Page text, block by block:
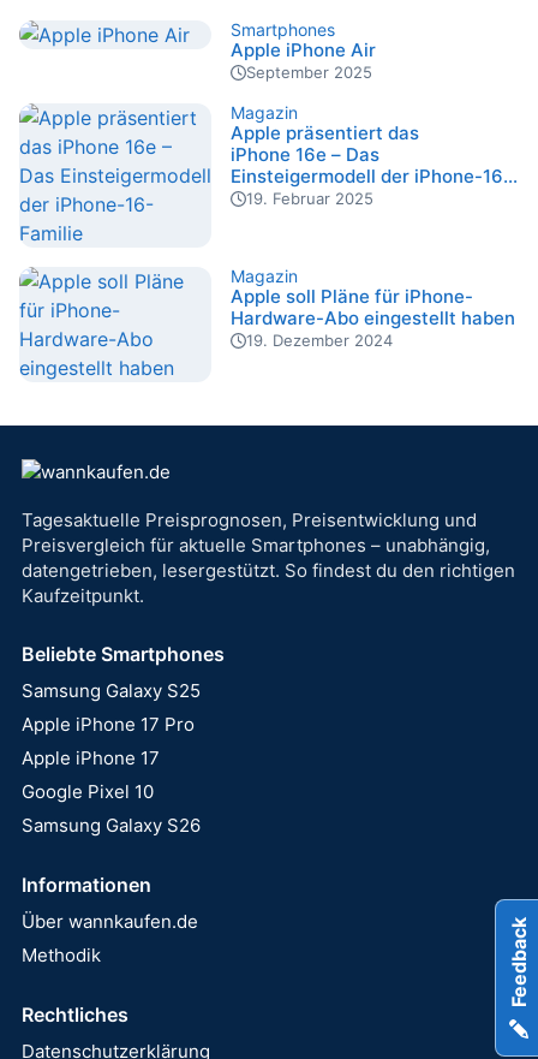
Smartphones
Apple iPhone Air
September 2025
Magazin
Apple präsentiert das
iPhone 16e – Das
Einsteigermodell der iPhone-16-
Familie
19. Februar 2025
Magazin
Apple soll Pläne für iPhone-
Hardware-Abo eingestellt haben
19. Dezember 2024
Website-Footer
Tagesaktuelle Preisprognosen, Preisentwicklung und
Preisvergleich für aktuelle Smartphones – unabhängig,
datengetrieben, lesergestützt. So findest du den richtigen
Kaufzeitpunkt.
Beliebte Smartphones
Samsung Galaxy S25
Apple iPhone 17 Pro
Apple iPhone 17
Google Pixel 10
Samsung Galaxy S26
Informationen
Über wannkaufen.de
Methodik
Rechtliches
Datenschutzerklärung
Feedback